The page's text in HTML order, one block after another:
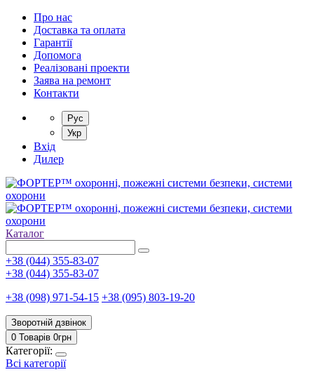
Про нас
Доставка та оплата
Гарантії
Допомога
Реалізовані проекти
Заява на ремонт
Контакти
Рус
Укр
Вхід
Дилер
Каталог
+38 (044) 355-83-07
+38 (044) 355-83-07
+38 (098) 971-54-15 +38 (095) 803-19-20
Зворотній дзвінок
0 Товарів 0грн
Категорії:
Всі категорії